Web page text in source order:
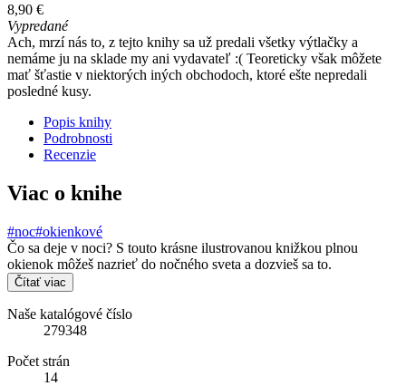
8,90 €
Vypredané
Ach, mrzí nás to, z tejto knihy sa už predali všetky výtlačky a
nemáme ju na sklade my ani vydavateľ :( Teoreticky však môžete
mať šťastie v niektorých iných obchodoch, ktoré ešte nepredali
posledné kusy.
Popis knihy
Podrobnosti
Recenzie
Viac o knihe
#noc#okienkové
Čo sa deje v noci? S touto krásne ilustrovanou knižkou plnou
okienok môžeš nazrieť do nočného sveta a dozvieš sa to.
Čítať viac
Naše katalógové číslo
279348
Počet strán
14